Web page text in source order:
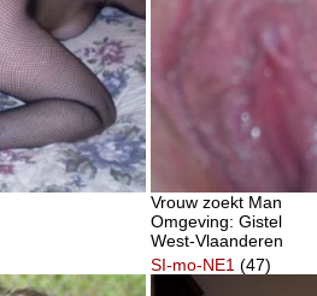
Vrouw zoekt Man
Omgeving: Gistel
West-Vlaanderen
SI-mo-NE1 (47)